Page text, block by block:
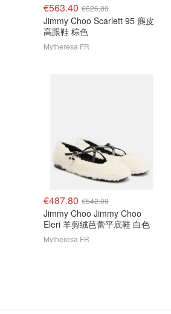
€563.40 €626.00
Jimmy Choo Scarlett 95 麂皮
高跟鞋 棕色
Mytheresa FR
€487.80 €542.00
Jimmy Choo Jimmy Choo
Eleri 羊剪绒芭蕾平底鞋 白色
Mytheresa FR